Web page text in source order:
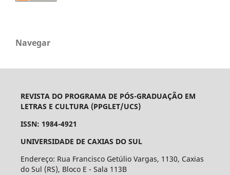
Navegar
REVISTA DO PROGRAMA DE PÓS-GRADUAÇÃO EM
LETRAS E CULTURA (PPGLET/UCS)
ISSN: 1984-4921
UNIVERSIDADE DE CAXIAS DO SUL
Endereço: Rua Francisco Getúlio Vargas, 1130, Caxias
do Sul (RS), Bloco E - Sala 113B